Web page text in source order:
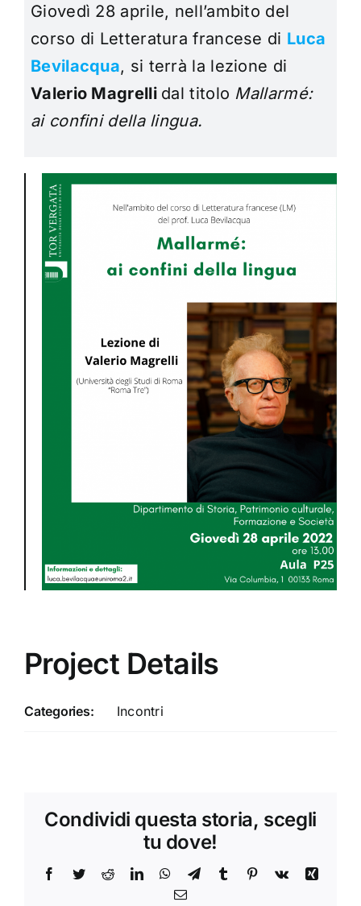
Giovedì 28 aprile, nell’ambito del
corso di Letteratura francese di Luca
Bevilacqua, si terrà la lezione di
Valerio Magrelli dal titolo Mallarmé:
ai confini della lingua.
Project Details
Categories: Incontri
Condividi questa storia, scegli
tu dove!
Facebook
TwitterRedditLinkedInWhatsApp
TelegramTumblr Pinterest
Vk
Xing
Email